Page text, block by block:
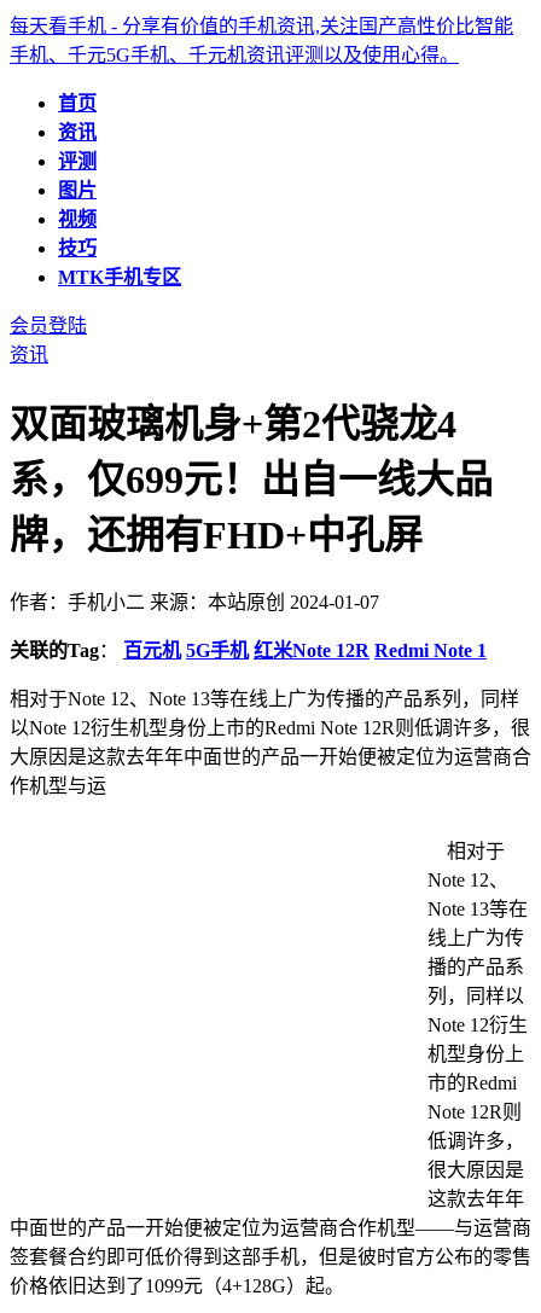
每天看手机 - 分享有价值的手机资讯,关注国产高性价比智能
手机、千元5G手机、千元机资讯评测以及使用心得。
首页
资讯
评测
图片
视频
技巧
MTK手机专区
会员登陆
资讯
双面玻璃机身+第2代骁龙4
系，仅699元！出自一线大品
牌，还拥有FHD+中孔屏
作者：手机小二 来源：本站原创 2024-01-07
关联的Tag： 百元机 5G手机 红米Note 12R Redmi Note 1
相对于Note 12、Note 13等在线上广为传播的产品系列，同样
以Note 12衍生机型身份上市的Redmi Note 12R则低调许多，很
大原因是这款去年年中面世的产品一开始便被定位为运营商合
作机型与运
相对于
Note 12、
Note 13等在
线上广为传
播的产品系
列，同样以
Note 12衍生
机型身份上
市的Redmi
Note 12R则
低调许多，
很大原因是
这款去年年
中面世的产品一开始便被定位为运营商合作机型——与运营商
签套餐合约即可低价得到这部手机，但是彼时官方公布的零售
价格依旧达到了1099元（4+128G）起。